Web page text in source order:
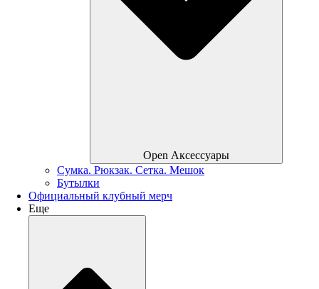
Open Аксессуары
Сумка. Рюкзак. Сетка. Мешок
Бутылки
Официальный клубный мерч
Еще